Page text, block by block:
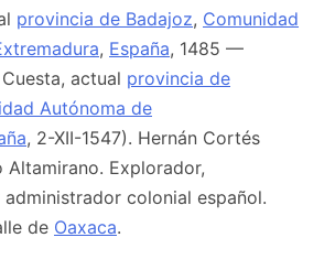
provincia de Badajoz, Comunidad
, España, 1485 —
actual provincia de
Autónoma de
, 2-XII-1547). Hernán Cortés
Altamirano. Explorador,
colonial español.
de Oaxaca.